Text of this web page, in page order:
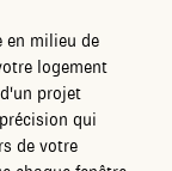
en milieu de
logement
projet
qui
de votre